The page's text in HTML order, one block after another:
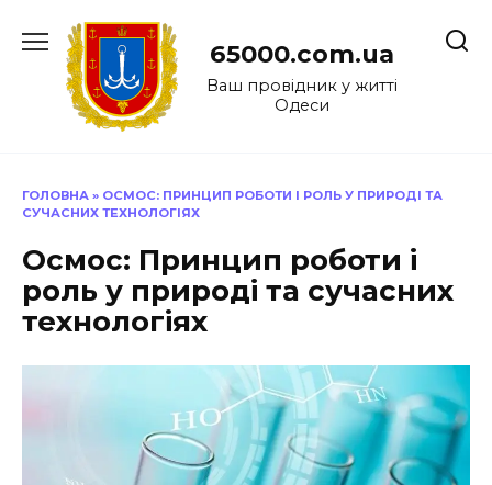
до
65000.com.ua
Ваш провідник у житті
Одеси
ГОЛОВНА » ОСМОС: ПРИНЦИП РОБОТИ І РОЛЬ У ПРИРОДІ ТА
СУЧАСНИХ ТЕХНОЛОГІЯХ
Осмос: Принцип роботи і
роль у природі та сучасних
технологіях